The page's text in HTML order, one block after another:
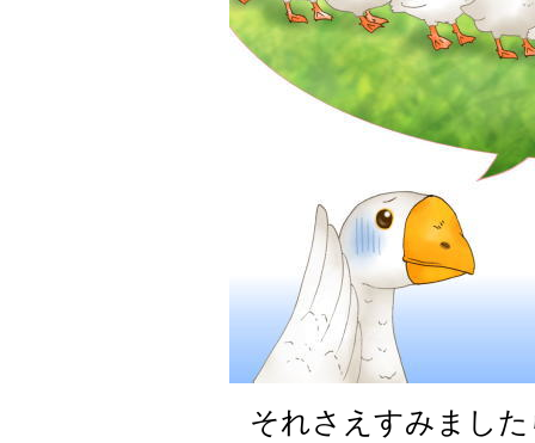
それさえすみました